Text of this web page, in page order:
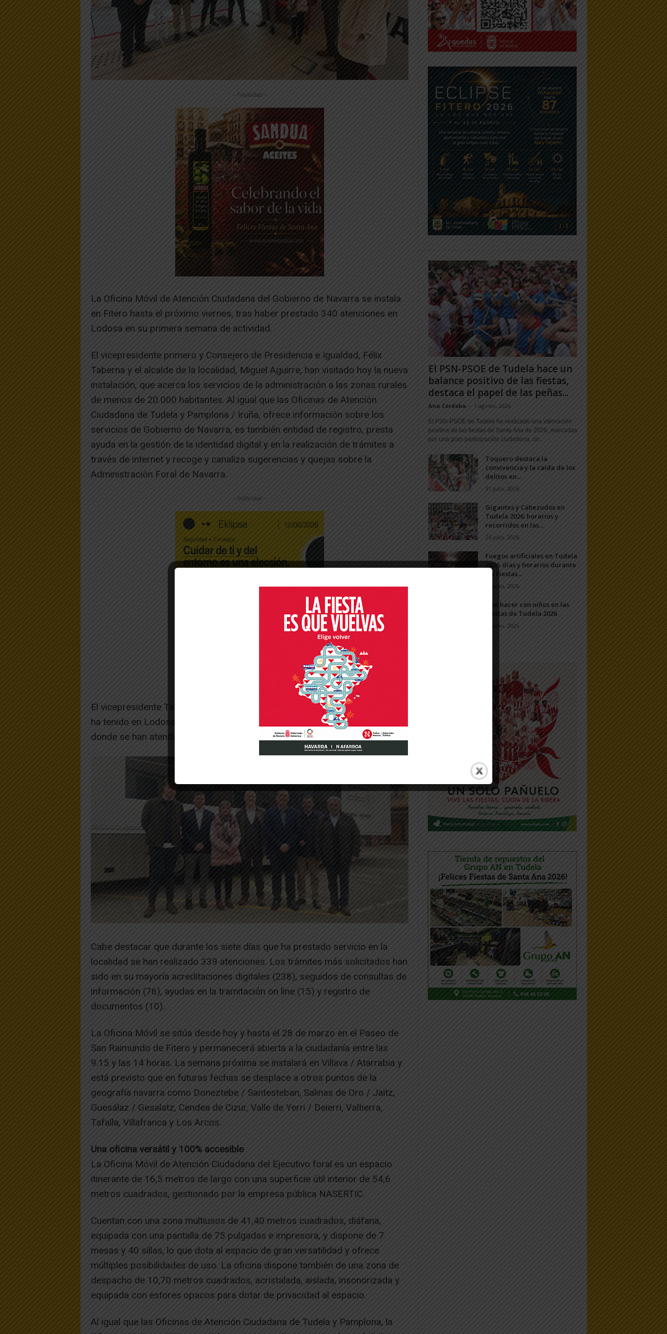
-- Publicidad --
La Oficina Móvil de Atención Ciudadana del Gobierno de Navarra se instala
en Fitero hasta el próximo viernes, tras haber prestado 340 atenciones en
Lodosa en su primera semana de actividad.
El vicepresidente primero y Consejero de Presidencia e Igualdad, Félix
Taberna y el alcalde de la localidad, Miguel Aguirre, han visitado hoy la nueva
instalación, que acerca los servicios de la administración a las zonas rurales
de menos de 20.000 habitantes. Al igual que las Oficinas de Atención
Ciudadana de Tudela y Pamplona / Iruña, ofrece información sobre los
servicios de Gobierno de Navarra, es también entidad de registro, presta
ayuda en la gestión de la identidad digital y en la realización de trámites a
través de internet y recoge y canaliza sugerencias y quejas sobre la
Administración Foral de Navarra.
-- Publicidad --
El vicepresidente Taberna ha destacado la “buena acogida que este servicio
ha tenido en Lodosa, destino de su primera semana de funcionamiento,
donde se han atendido 276 personas”.
Cabe destacar que durante los siete días que ha prestado servicio en la
localidad se han realizado 339 atenciones. Los trámites más solicitados han
sido en su mayoría acreditaciones digitales (238), seguidos de consultas de
información (76), ayudas en la tramitación on line (15) y registro de
documentos (10).
La Oficina Móvil se sitúa desde hoy y hasta el 28 de marzo en el Paseo de
San Raimundo de Fitero y permanecerá abierta a la ciudadanía entre las
9.15 y las 14 horas. La semana próxima se instalará en Villava / Atarrabia y
está previsto que en futuras fechas se desplace a otros puntos de la
geografía navarra como Doneztebe / Santesteban, Salinas de Oro / Jaitz,
Guesálaz / Gesalatz, Cendea de Cizur, Valle de Yerri / Deierri, Valtierra,
Tafalla, Villafranca y Los Arcos.
Una oficina versátil y 100% accesible
La Oficina Móvil de Atención Ciudadana del Ejecutivo foral es un espacio
itinerante de 16,5 metros de largo con una superficie útil interior de 54,6
metros cuadrados, gestionado por la empresa pública NASERTIC.
Cuentan con una zona multiusos de 41,40 metros cuadrados, diáfana,
equipada con una pantalla de 75 pulgadas e impresora, y dispone de 7
mesas y 40 sillas, lo que dota al espacio de gran versatilidad y ofrece
múltiples posibilidades de uso. La oficina dispone también de una zona de
despacho de 10,70 metros cuadrados, acristalada, aislada, insonorizada y
equipada con estores opacos para dotar de privacidad al espacio.
Al igual que las Oficinas de Atención Ciudadana de Tudela y Pamplona, la
El PSN-PSOE de Tudela hace un
balance positivo de las fiestas,
destaca el papel de las peñas...
Ana Córdoba - 1 agosto, 2026
El PSN-PSOE de Tudela ha realizado una valoración
positiva de las fiestas de Santa Ana de 2026, marcadas
por una gran participación ciudadana, un...
Toquero destaca la
convivencia y la caída de los
delitos en...
31 julio, 2026
Gigantes y Cabezudos en
Tudela 2026: horarios y
recorridos en las...
25 julio, 2026
Fuegos artificiales en Tudela
2026: días y horarios durante
las Fiestas...
24 julio, 2026
Qué hacer con niños en las
Fiestas de Tudela 2026
23 julio, 2026